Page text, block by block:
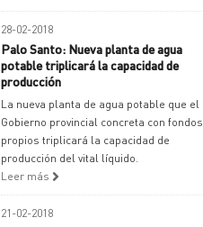
28-02-2018
Palo Santo: Nueva planta de agua
potable triplicará la capacidad de
producción
La nueva planta de agua potable que el
Gobierno provincial concreta con fondos
propios triplicará la capacidad de
producción del vital líquido.
Leer más
21-02-2018